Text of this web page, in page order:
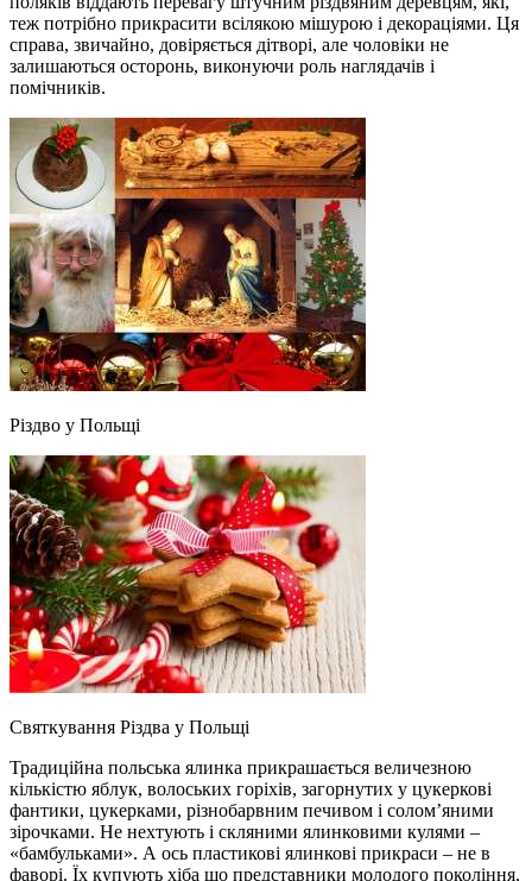
теж потрібно прикрасити всілякою мішурою і декораціями. Ця
справа, звичайно, довіряється дітворі, але чоловіки не
залишаються осторонь, виконуючи роль наглядачів і
помічників.
Різдво у Польщі
Святкування Різдва у Польщі
Традиційна польська ялинка прикрашається величезною
кількістю яблук, волоських горіхів, загорнутих у цукеркові
фантики, цукерками, різнобарвним печивом і солом’яними
зірочками. Не нехтують і скляними ялинковими кулями –
«бамбульками». А ось пластикові ялинкові прикраси – не в
фаворі. Їх купують хіба що представники молодого покоління,